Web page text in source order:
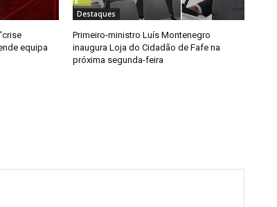
equipa
Destaques
Primeiro-ministro Luís Montenegro
inaugura Loja do Cidadão de Fafe na
próxima segunda-feira